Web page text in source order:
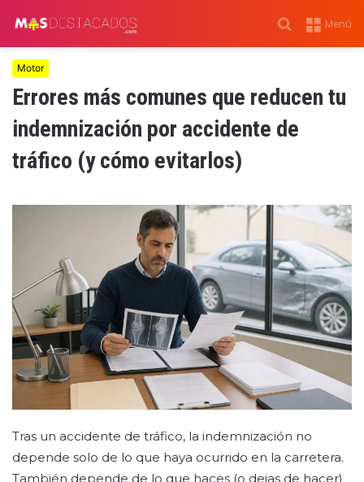
Menú
Buscar
por
Motor
Errores más comunes que reducen tu
indemnización por accidente de
tráfico (y cómo evitarlos)
Tras un accidente de tráfico, la indemnización no
depende solo de lo que haya ocurrido en la carretera.
También depende de lo que haces (o dejas de hacer)